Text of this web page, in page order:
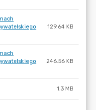
129.64 KB
246.56 KB
1.3 MB